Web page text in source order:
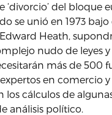
‘divorcio’ del bloque
se unió en 1973
Heath,
nudo de leyes
más de 500
en comercio
los cálculos de
análisis político.